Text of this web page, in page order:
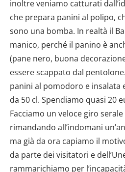
annunci, per fornire funzionalità
analizzare il nostro traffico.
informazioni sul modo in cui
nostri partner che si occupano
pubblicità e social media, i quali
con altre informazioni che hai
inoltre veniamo catturati
che prepara panini al polipo,
sono una bomba. In realtà il
manico, perché il panino è
(pane nero, buona
essere scappato dal
panini al pomodoro e insalata
da 50 cl. Spendiamo quasi 20
Facciamo un veloce giro
rimandando all’indomani
ma già da ora capiamo il
da parte dei visitatori e
rammarichiamo per